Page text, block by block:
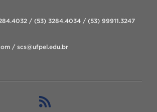
/ (53) 3284.4034 / (53) 99911.3247
/ scs@ufpel.edu.br